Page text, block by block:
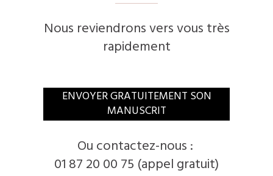
Nous reviendrons vers vous très
rapidement
​ENVOYER GRATUITEMENT SON
MANUSCRIT
​Ou contactez-nous :
01 87 20 00 75 (appel gratuit)